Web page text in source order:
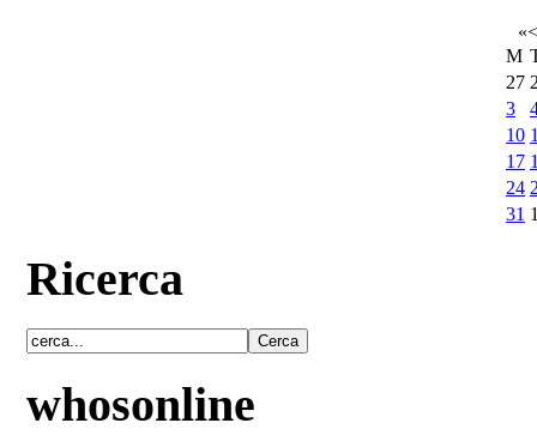
«<
M
27
3
10
17
24
31
Ricerca
whosonline